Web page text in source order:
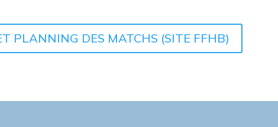
PLANNING DES MATCHS (SITE FFHB)